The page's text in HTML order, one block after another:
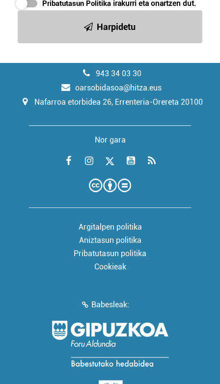
Pribatutasun Politika irakurri eta onartzen dut.
Harpidetu
943 34 03 30
oarsobidasoa@hitza.eus
Nafarroa etorbidea 26, Errenteria-Orereta 20100
Nor gara
Argitalpen politika
Aniztasun politika
Pribatutasun politika
Cookieak
Babesleak: